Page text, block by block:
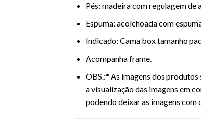
Pés: madeira com regulagem de
Espuma: acolchoada com
Indicado: Camabox tamanho
Acompanha frame.
OBS.:* As imagens dos
a visualização das imagens em
podendo deixar as imagens com